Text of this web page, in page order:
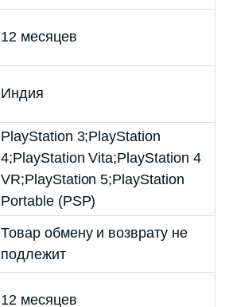
12 месяцев
Индия
PlayStation 3;PlayStation
4;PlayStation Vita;PlayStation 4
VR;PlayStation 5;PlayStation
Portable (PSP)
Товар обмену и возврату не
подлежит
12 месяцев